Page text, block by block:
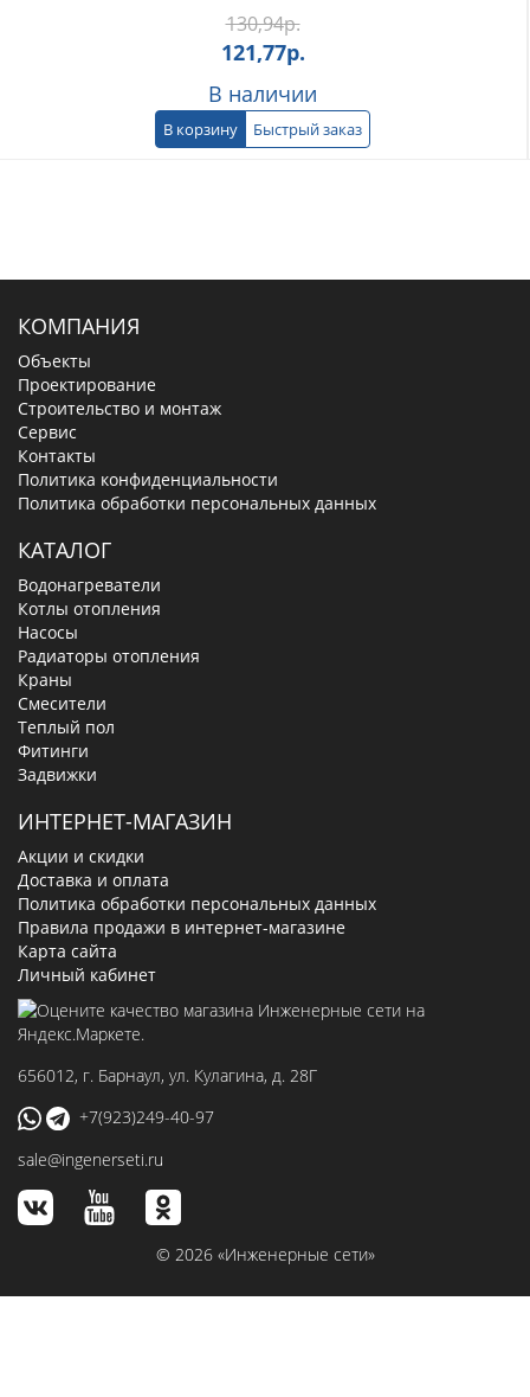
130,94р.
121,77р.
В наличии
В корзину Быстрый заказ
КОМПАНИЯ
Объекты
Проектирование
Строительство и монтаж
Сервис
Контакты
Политика конфиденциальности
Политика обработки персональных данных
КАТАЛОГ
Водонагреватели
Котлы отопления
Насосы
Радиаторы отопления
Краны
Смесители
Теплый пол
Фитинги
Задвижки
ИНТЕРНЕТ-МАГАЗИН
Акции и скидки
Доставка и оплата
Политика обработки персональных данных
Правила продажи в интернет-магазине
Карта сайта
Личный кабинет
656012, г. Барнаул, ул. Кулагина, д. 28Г
+7(923)249-40-97
sale@ingenerseti.ru
© 2026 «Инженерные сети»